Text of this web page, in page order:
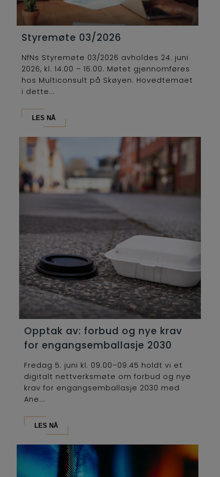
Styremøte 03/2026
NfNs Styremøte 03/2026 avholdes 24. juni
2026, kl. 14:00 – 16:00. Møtet gjennomføres
hos Multiconsult på Skøyen. Hovedtemaet
i dette...
LES NÅ
Opptak av: forbud og nye krav
for engangsemballasje 2030
Fredag 5. juni kl. 09.00–09.45 holdt vi et
digitalt nettverksmøte om forbud og nye
krav for engangsemballasje 2030 med
Ane...
LES NÅ